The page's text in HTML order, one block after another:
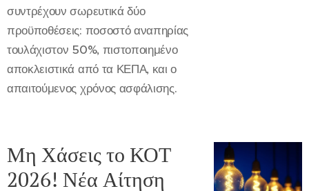
συντρέχουν σωρευτικά δύο
προϋποθέσεις: ποσοστό αναπηρίας
τουλάχιστον 50%, πιστοποιημένο
αποκλειστικά από τα ΚΕΠΑ, και ο
απαιτούμενος χρόνος ασφάλισης.
Μη Χάσεις το ΚΟΤ
2026! Νέα Αίτηση